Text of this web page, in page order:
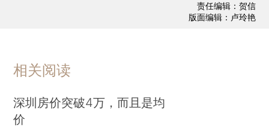
责任编辑：贺信
版面编辑：卢玲艳
相关阅读
深圳房价突破4万，而且是均
价